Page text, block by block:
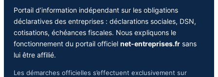
Portail d’information indépendant sur les obligations
déclaratives des entreprises : déclarations sociales, DSN,
cotisations, échéances fiscales. Nous expliquons le
fonctionnement du portail officiel net-entreprises.fr sans
lui être affilié.
Les démarches officielles s’effectuent exclusivement sur